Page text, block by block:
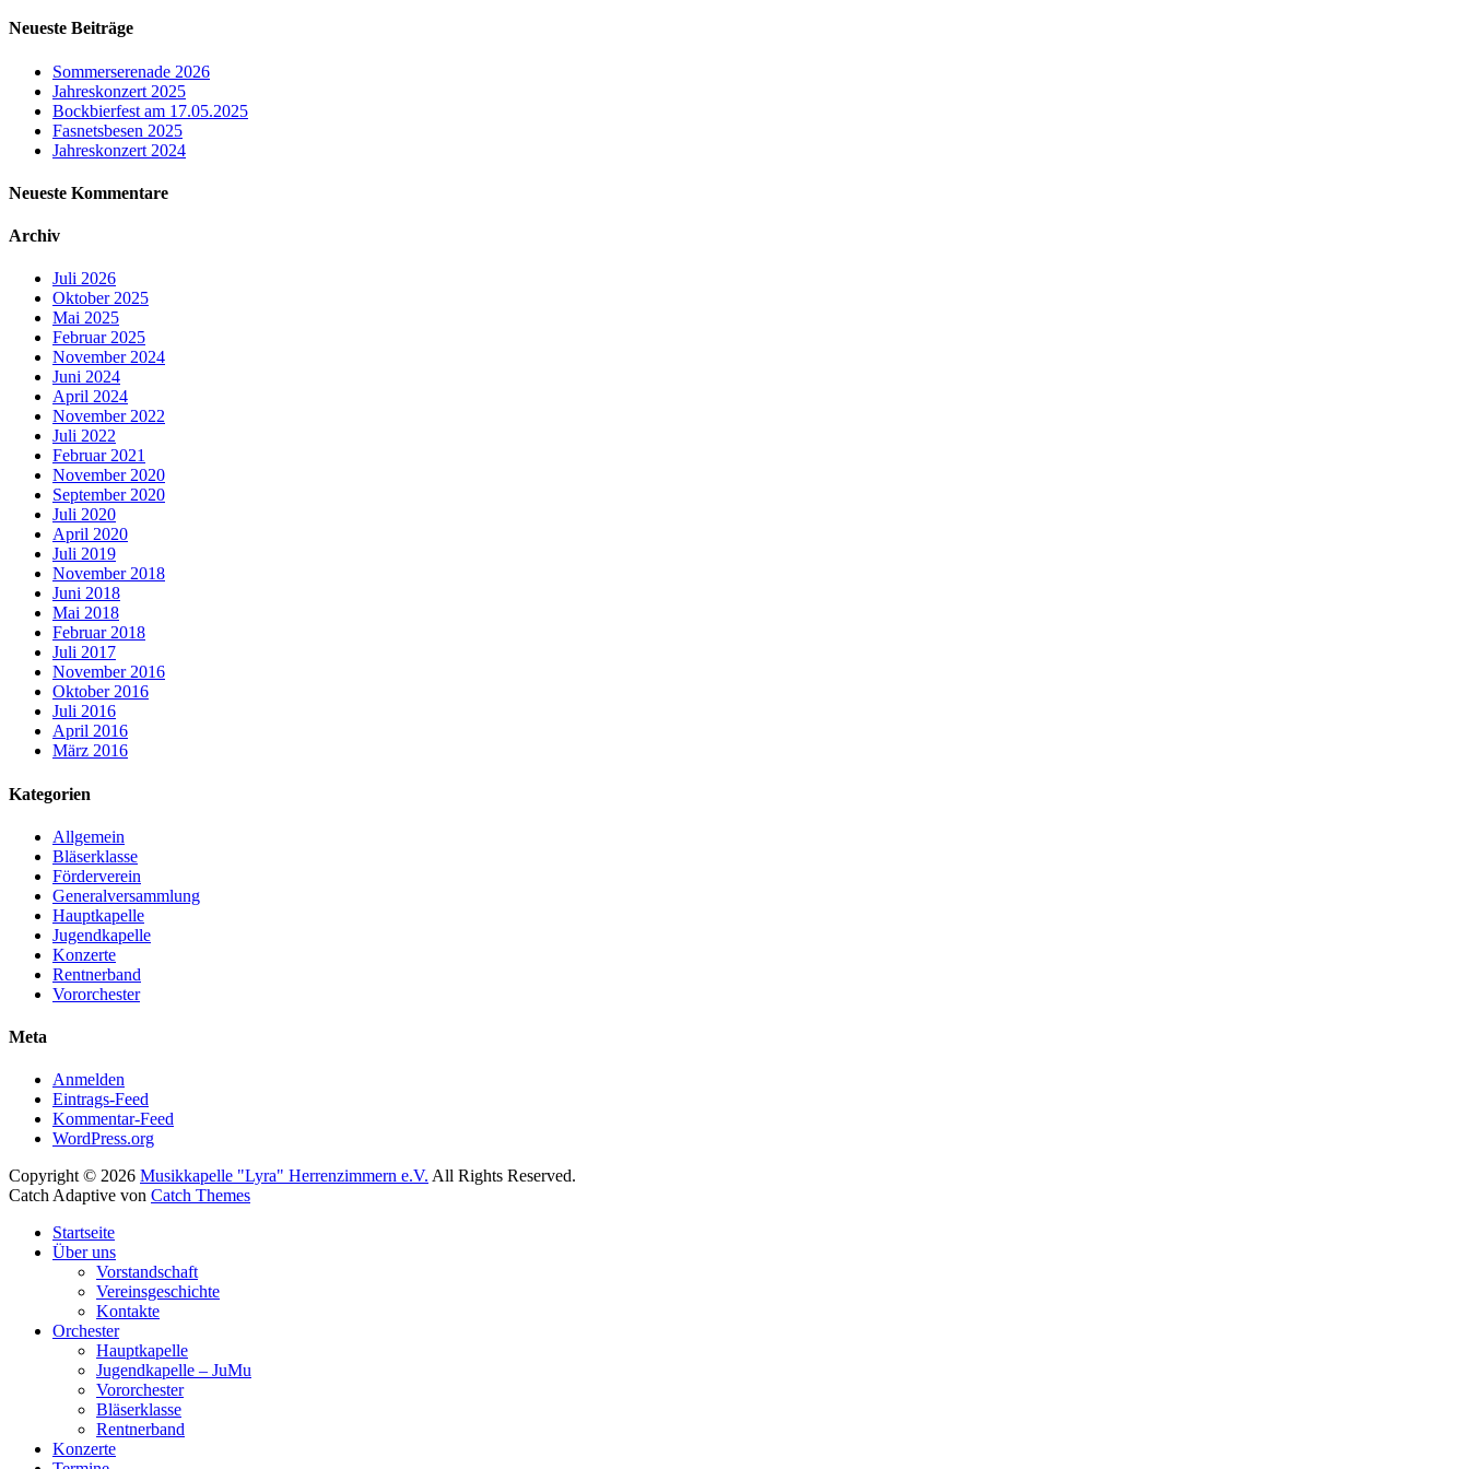
Neueste Beiträge
Sommerserenade 2026
Jahreskonzert 2025
Bockbierfest am 17.05.2025
Fasnetsbesen 2025
Jahreskonzert 2024
Neueste Kommentare
Archiv
Juli 2026
Oktober 2025
Mai 2025
Februar 2025
November 2024
Juni 2024
April 2024
November 2022
Juli 2022
Februar 2021
November 2020
September 2020
Juli 2020
April 2020
Juli 2019
November 2018
Juni 2018
Mai 2018
Februar 2018
Juli 2017
November 2016
Oktober 2016
Juli 2016
April 2016
März 2016
Kategorien
Allgemein
Bläserklasse
Förderverein
Generalversammlung
Hauptkapelle
Jugendkapelle
Konzerte
Rentnerband
Vororchester
Meta
Anmelden
Eintrags-Feed
Kommentar-Feed
WordPress.org
Copyright © 2026 Musikkapelle "Lyra" Herrenzimmern e.V. All Rights Reserved.
Catch Adaptive von Catch Themes
oben
scrollen
Startseite
Über uns
Vorstandschaft
Vereinsgeschichte
Kontakte
Orchester
Hauptkapelle
Jugendkapelle – JuMu
Vororchester
Bläserklasse
Rentnerband
Konzerte